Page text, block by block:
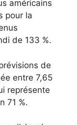
américains
pour la
de 133 %.
de
entre 7,65
représente
71 %.